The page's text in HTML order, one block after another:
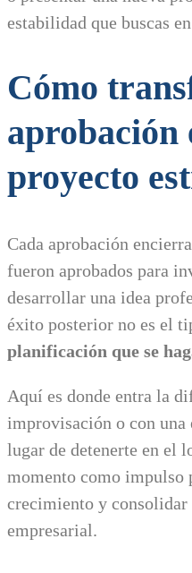
estabilidad que buscas
Cómo
aprobación
proyecto
Cada aprobación
fueron aprobados para
desarrollar una idea
éxito posterior no es el
planificación que se
Aquí es donde entra la
improvisación o con una
lugar de detenerte en el
momento como impulso
crecimiento y
empresarial.